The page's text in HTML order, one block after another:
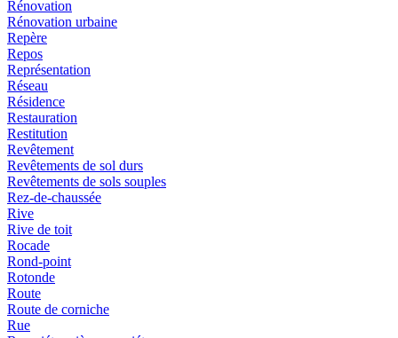
Rénovation
Rénovation urbaine
Repère
Repos
Représentation
Réseau
Résidence
Restauration
Restitution
Revêtement
Revêtements de sol durs
Revêtements de sols souples
Rez-de-chaussée
Rive
Rive de toit
Rocade
Rond-point
Rotonde
Route
Route de corniche
Rue